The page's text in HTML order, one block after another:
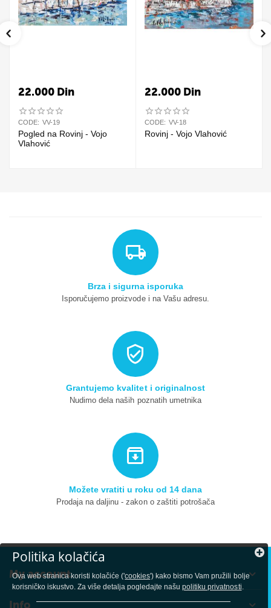
22.000 Din
CODE: VV-19
Pogled na Rovinj - Vojo
Vlahović
22.000 Din
CODE: VV-18
Rovinj - Vojo Vlahović
Brza i sigurna isporuka
Isporučujemo proizvode i na Vašu adresu.
Grantujemo kvalitet i originalnost
Nudimo dela naših poznatih umetnika
Možete vratiti u roku od 14 dana
Prodaja na daljinu - zakon o zaštiti potrošača
My account
Info
Politika kolačića
Ova web stranica koristi kolačiće ('cookies') kako bismo Vam pružili bolje
korisničko iskustvo. Za više detalja pogledajte našupolitiku privatnosti.